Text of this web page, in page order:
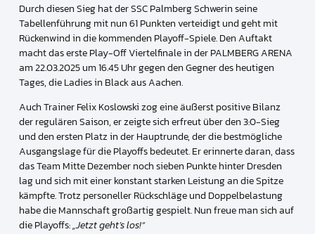
Durch diesen Sieg hat der SSC Palmberg Schwerin seine
Tabellenführung mit nun 61 Punkten verteidigt und geht mit
Rückenwind in die kommenden Playoff-Spiele. Den Auftakt
macht das erste Play-Off Viertelfinale in der PALMBERG ARENA
am 22.03.2025 um 16.45 Uhr gegen den Gegner des heutigen
Tages, die Ladies in Black aus Aachen.
Auch Trainer Felix Koslowski zog eine äußerst positive Bilanz
der regulären Saison, er zeigte sich erfreut über den 3:0-Sieg
und den ersten Platz in der Hauptrunde, der die bestmögliche
Ausgangslage für die Playoffs bedeutet. Er erinnerte daran, dass
das Team Mitte Dezember noch sieben Punkte hinter Dresden
lag und sich mit einer konstant starken Leistung an die Spitze
kämpfte. Trotz personeller Rückschläge und Doppelbelastung
habe die Mannschaft großartig gespielt. Nun freue man sich auf
die Playoffs:„Jetzt geht’s los!“